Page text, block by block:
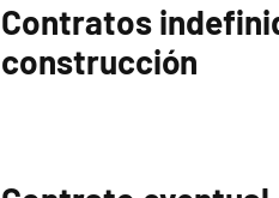
Contratos
construcción